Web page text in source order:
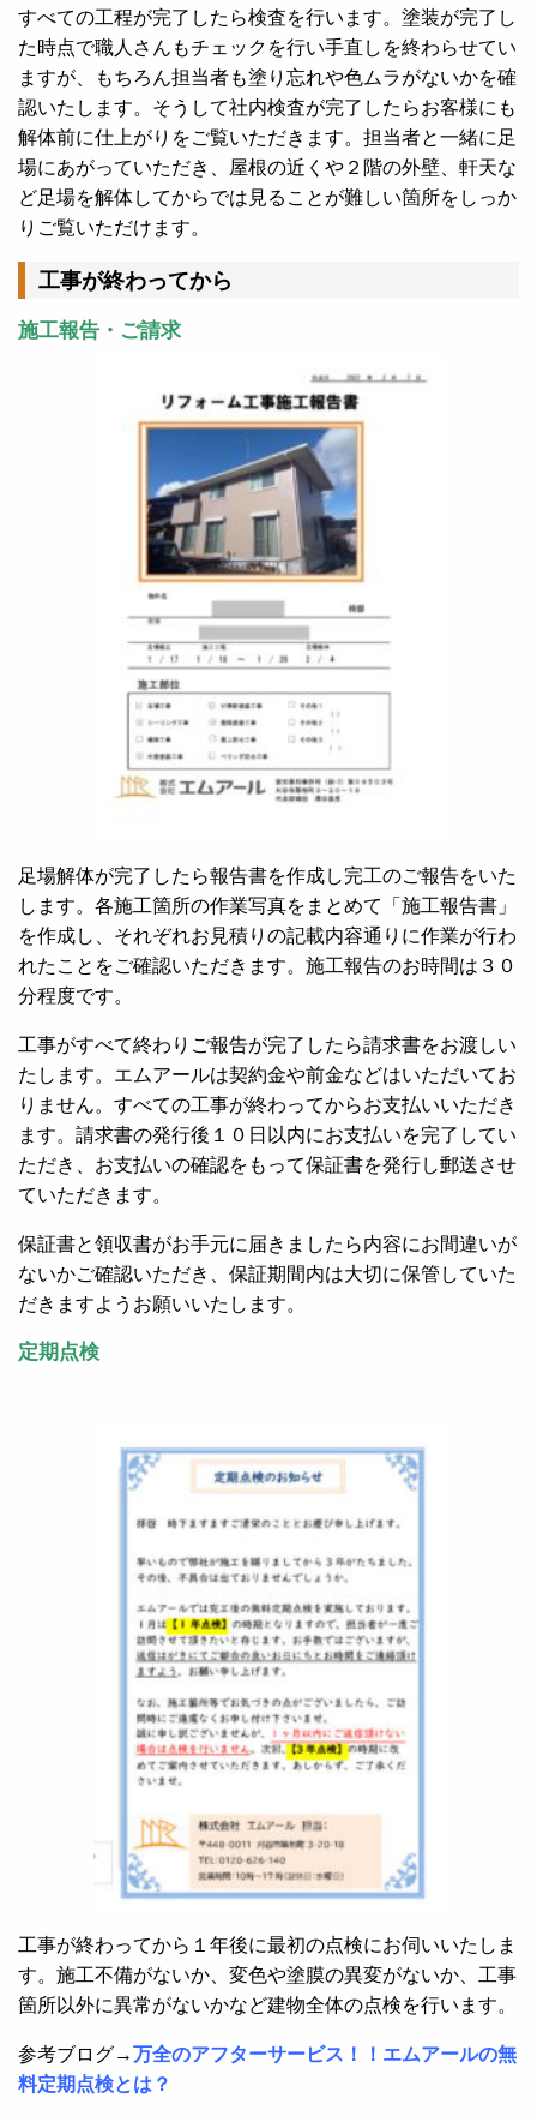
すべての工程が完了したら検査を行います。塗装が完了し
た時点で職人さんもチェックを行い手直しを終わらせてい
ますが、もちろん担当者も塗り忘れや色ムラがないかを確
認いたします。そうして社内検査が完了したらお客様にも
解体前に仕上がりをご覧いただきます。担当者と一緒に足
場にあがっていただき、屋根の近くや２階の外壁、軒天な
ど足場を解体してからでは見ることが難しい箇所をしっか
りご覧いただけます。
工事が終わってから
施工報告・ご請求
足場解体が完了したら報告書を作成し完工のご報告をいた
します。各施工箇所の作業写真をまとめて「施工報告書」
を作成し、それぞれお見積りの記載内容通りに作業が行わ
れたことをご確認いただきます。施工報告のお時間は３０
分程度です。
工事がすべて終わりご報告が完了したら請求書をお渡しい
たします。エムアールは契約金や前金などはいただいてお
りません。すべての工事が終わってからお支払いいただき
ます。請求書の発行後１０日以内にお支払いを完了してい
ただき、お支払いの確認をもって保証書を発行し郵送させ
ていただきます。
保証書と領収書がお手元に届きましたら内容にお間違いが
ないかご確認いただき、保証期間内は大切に保管していた
だきますようお願いいたします。
定期点検
工事が終わってから１年後に最初の点検にお伺いいたしま
す。施工不備がないか、変色や塗膜の異変がないか、工事
箇所以外に異常がないかなど建物全体の点検を行います。
参考ブログ→万全のアフターサービス！！エムアールの無
料定期点検とは？